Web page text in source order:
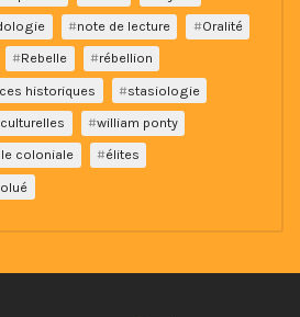
note de lecture
Oralité
Rebelle
rébellion
historiques
stasiologie
william ponty
coloniale
élites